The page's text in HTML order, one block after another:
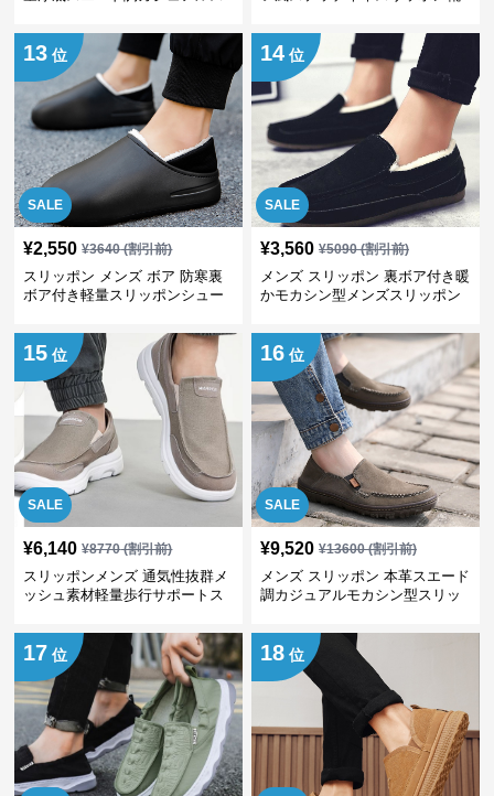
SALE
13 位
¥2,550 ¥3640(割引前)
スリッポン メンズ ボア 防寒裏
ボア付き軽量スリッポンシュー
SALE
14 位
¥3,560 ¥5090(割引前)
メンズ スリッポン 裏ボア付き暖
かモカシン型メンズスリッポン
SALE
15 位
¥6,140 ¥8770(割引前)
スリッポンメンズ 通気性抜群メ
ッシュ素材軽量歩行サポートス
SALE
16 位
¥9,520 ¥13600(割引前)
メンズ スリッポン 本革スエード
調カジュアルモカシン型スリッ
17 位 18 位